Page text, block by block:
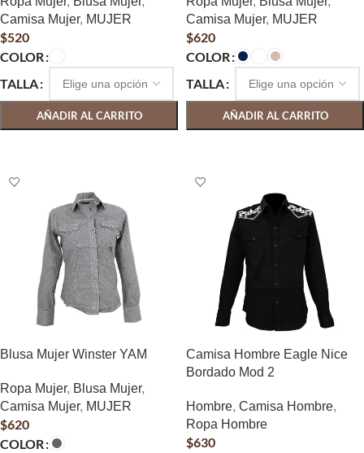
Camisa Mujer, MUJER
$520
COLOR
TALLA
AÑADIR AL CARRITO
Camisa Mujer, MUJER
$620
COLOR
TALLA
AÑADIR AL CARRITO
Blusa Mujer Winster YAM
Ropa Mujer, Blusa Mujer,
Camisa Mujer, MUJER
$620
COLOR
Camisa Hombre Eagle Nice
Bordado Mod 2
Hombre, Camisa Hombre,
Ropa Hombre
$630